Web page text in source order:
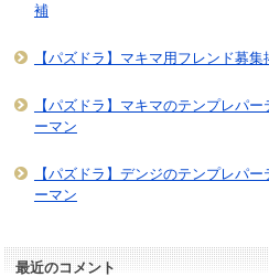
補
【パズドラ】マキマ用フレンド募
【パズドラ】マキマのテンプレパ
ーマン
【パズドラ】デンジのテンプレパ
ーマン
最近のコメント